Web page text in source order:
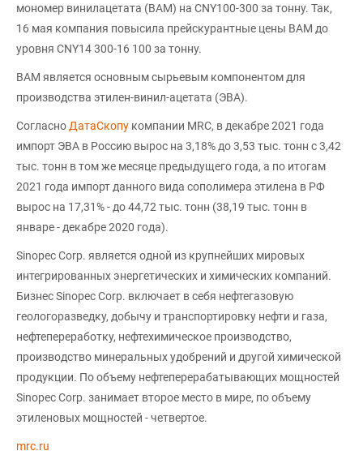
мономер винилацетата (ВAM) на CNY100-300 за тонну. Так,
16 мая компания повысила прейскурантные цены ВAM до
уровня CNY14 300-16 100 за тонну.
ВАМ является основным сырьевым компонентом для
производства этилен-винил-ацетата (ЭВА).
Согласно ДатаСкопу компании MRC, в декабре 2021 года
импорт ЭВА в Россию вырос на 3,18% до 3,53 тыс. тонн с 3,42
тыс. тонн в том же месяце предыдущего года, а по итогам
2021 года импорт данного вида сополимера этилена в РФ
вырос на 17,31% - до 44,72 тыс. тонн (38,19 тыс. тонн в
январе - декабре 2020 года).
Sinopec Corp. является одной из крупнейших мировых
интегрированных энергетических и химических компаний.
Бизнес Sinopec Corp. включает в себя нефтегазовую
геологоразведку, добычу и транспортировку нефти и газа,
нефтепереработку, нефтехимическое производство,
производство минеральных удобрений и другой химической
продукции. По объему нефтеперерабатывающих мощностей
Sinopec Corp. занимает второе место в мире, по объему
этиленовых мощностей - четвертое.
mrc.ru